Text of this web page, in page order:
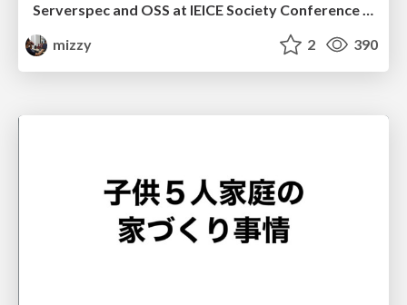
Serverspec and OSS at IEICE Society Conference 2018
mizzy
2 390